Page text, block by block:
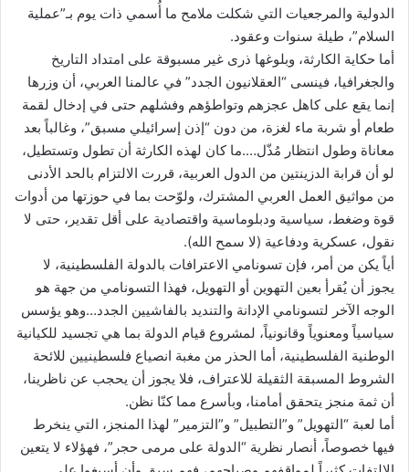
الدولية والمرجعيات التي شكلت ملامح ما أُسمي ذات يوم بـ”عملية
السلام”، طيلة سنوات وعقود.
أما حكاية الكارثة، وبلوغها ذرى غير مسبوقة على امتداد التاريخ
والجغرافيا، فينسى “العقلانيون الجدد” في عالمنا العربي، أن وزرها
إنما يقع على كاهل عجزهم وتواطؤهم وفشلهم حتى في إدخال لقمة
طعام أو شربة ماء لغزة، من دون “إذن إسرائيلي مسبق”، وغالباً بعد
معاناة وطول انتظار مُذّل….ما كان لهذه الكارثة أن تطول وتستطيل،
لو أن قرابة الدزينتين من الدول العربية، قررت الالتزام بالحد الأدنى
من مواثيق العمل العربي المشترك، ولوّحت بما في حوزتها من أدوات
قوة وضغط، سياسية ودبلوماسية واقتصادية على أقل تقدير، حتى لا
نقول، عسكرية ودفاعية (لا سمح الله).
أياً يكن من أمر، فإن تسونامي الاعترافات بالدولة الفلسطينية، لا
يجوز أن يُقرأ بعين التهوين أو التهويل، فهذا التسونامي من جهة هو
الوجه الآخر لتسونامي الإدانة والتنديد بالفاشيين الجدد…وهو يؤسس
سياسياً ومعنوياً وقانونياً، لمشروع قيام الدولة بما هي تجسيد للكيانية
الوطنية الفلسطينية، أما الحذر من مغبة انصياع فلسطينيين للائحة
الشروط المسبقة الثقيلة للاعتراف، فلا يجوز أن يحجب عن ناظرينا،
أن ثمة منجز يتحقق أمامنا، وبأسرع مما كنّا نظن.
أما لعبة “التهويل” و”التطبيل” و”التزمير” لهذا المنجز، التي ينخرط
فيها خصوصاً، أنصار نظرية “الدولة على مرمى حجر”، فهؤلاء لا يتعين